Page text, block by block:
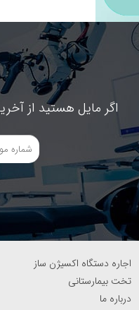
اگر مایل هستید از
اجاره دستگاه اکسیژن ساز
تخت بیمارستانی
درباره ما